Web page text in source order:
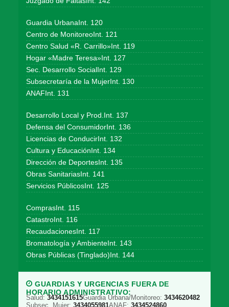
Guardia UrbanaInt. 120
Centro de MonitoreoInt. 121
Centro Salud «R. Carrillo»Int. 119
Hogar «Madre Teresa»Int. 127
Sec. Desarrollo SocialInt. 129
Subsecretaría de la MujerInt. 130
ANAFInt. 131
Desarrollo Local y Prod.Int. 137
Defensa del ConsumidorInt. 136
Licencias de ConducirInt. 132
Cultura y EducaciónInt. 134
Dirección de DeportesInt. 135
Obras SanitariasInt. 141
Servicios PúblicosInt. 125
ComprasInt. 115
CatastroInt. 116
RecaudacionesInt. 117
Bromatología y AmbienteInt. 143
Obras Públicas (Tinglado)Int. 144
GUARDIAS Y URGENCIAS FUERA DE
HORARIO ADMINISTRATIVO:
Salud: 3434151615Guardia Urbana/Monitoreo: 3434620482
Subsec. Mujer: 3434055981ANAF: 3434524860